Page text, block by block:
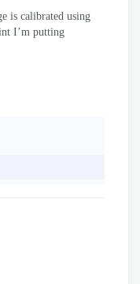
is calibrated using
I’m putting